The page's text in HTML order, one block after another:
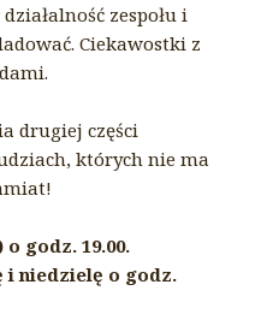
zespołu i
Ciekawostki z
drugiej części
których nie ma
godz. 19.00.
i niedzielę o godz.